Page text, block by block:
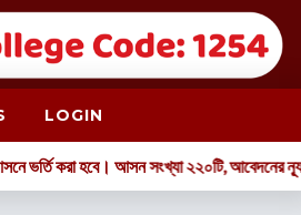
LOGIN
ভর্তি করা হবে। আসন সংখ্যা ২২০টি, আবেদনের